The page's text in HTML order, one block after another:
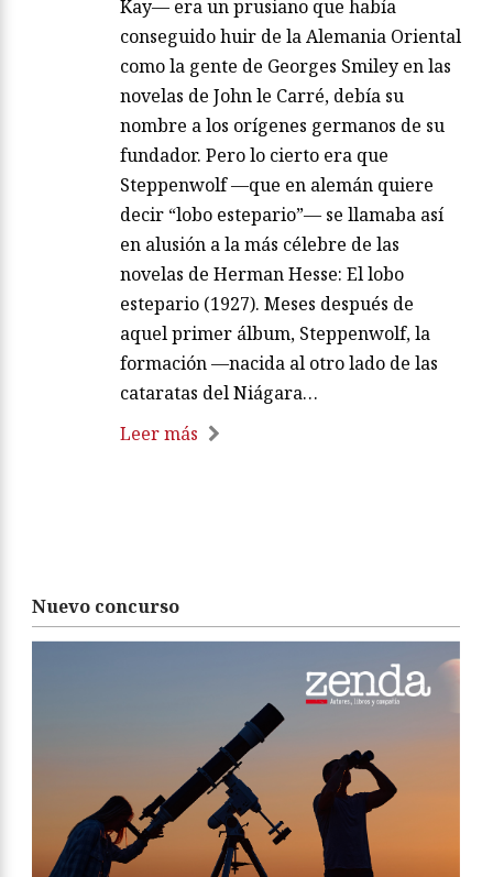
Kay— era un prusiano que había
conseguido huir de la Alemania Oriental
como la gente de Georges Smiley en las
novelas de John le Carré, debía su
nombre a los orígenes germanos de su
fundador. Pero lo cierto era que
Steppenwolf —que en alemán quiere
decir “lobo estepario”— se llamaba así
en alusión a la más célebre de las
novelas de Herman Hesse: El lobo
estepario (1927). Meses después de
aquel primer álbum, Steppenwolf, la
formación —nacida al otro lado de las
cataratas del Niágara…
Leer más
Nuevo concurso